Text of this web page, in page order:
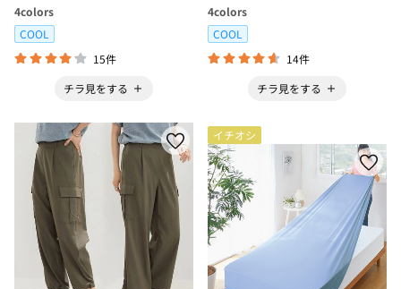
4colors
COOL
15件
チラ見をする
4colors
COOL
14件
チラ見をする
イチオシ